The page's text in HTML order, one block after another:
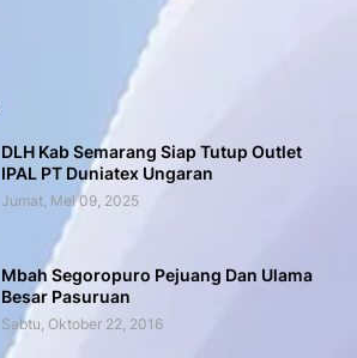
DLH Kab Semarang Siap Tutup Outlet
IPAL PT Duniatex Ungaran
Jumat, Mei 09, 2025
Mbah Segoropuro Pejuang Dan Ulama
Besar Pasuruan
Sabtu, Oktober 22, 2016